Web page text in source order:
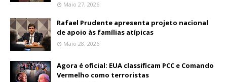
Maio 27, 2026
Rafael Prudente apresenta projeto nacional
de apoio às famílias atípicas
Maio 28, 2026
Agora é oficial: EUA classificam PCC e Comando
Vermelho como terroristas